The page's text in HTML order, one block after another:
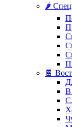
🌶️
🍫
В